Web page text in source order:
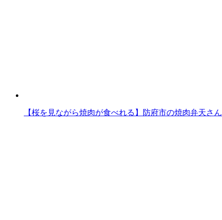
【桜を見ながら焼肉が食べれる】防府市の焼肉弁天さ